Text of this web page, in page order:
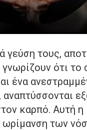
γεύση τους,
ότι το
ένα
καρπό. Αυτή
ωρίμανση των